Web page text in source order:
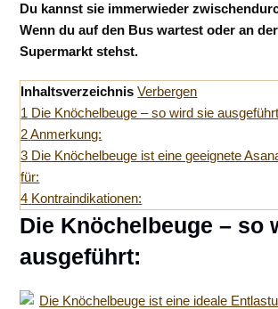
Du kannst sie immerwieder
Wenn du auf den Bus wartest oder an
Supermarkt stehst.
Inhaltsverzeichnis Verbergen
1 Die Knöchelbeuge – so wird sie
2 Anmerkung:
3 Die Knöchelbeuge ist eine geeignete
für:
4 Kontraindikationen:
Die Knöchelbeuge – so
ausgeführt: